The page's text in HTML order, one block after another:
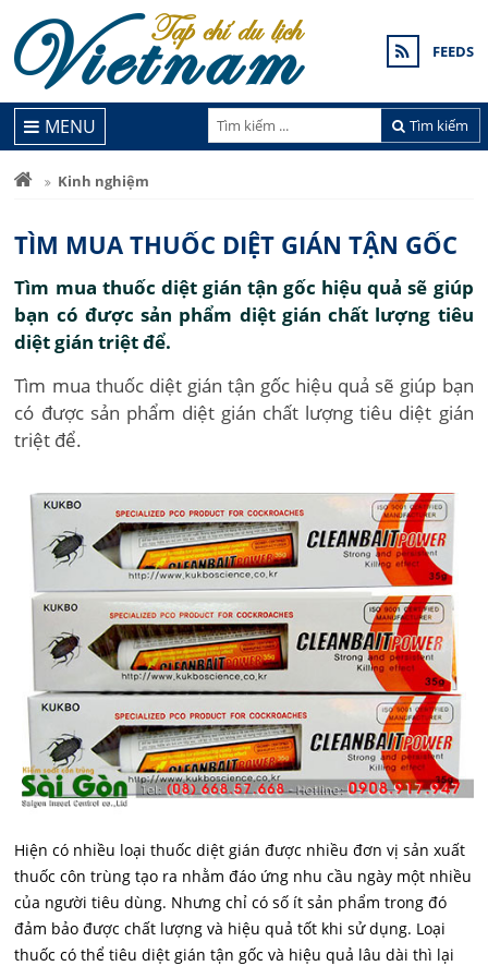
FEEDS
Tìm kiếm
MENU
Kinh nghiệm
TÌM MUA THUỐC DIỆT GIÁN TẬN GỐC
Tìm mua thuốc diệt gián tận gốc hiệu quả sẽ giúp
bạn có được sản phẩm diệt gián chất lượng tiêu
diệt gián triệt để.
Tìm mua thuốc diệt gián tận gốc hiệu quả sẽ giúp bạn
có được sản phẩm diệt gián chất lượng tiêu diệt gián
triệt để.
Hiện có nhiều loại thuốc diệt gián được nhiều đơn vị sản xuất
thuốc côn trùng tạo ra nhằm đáo ứng nhu cầu ngày một nhiều
của người tiêu dùng. Nhưng chỉ có số ít sản phẩm trong đó
đảm bảo được chất lượng và hiệu quả tốt khi sử dụng. Loại
thuốc có thể tiêu diệt gián tận gốc và hiệu quả lâu dài thì lại